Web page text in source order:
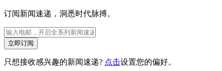
订阅新闻速递，洞悉时代脉搏。
立即订阅
只想接收感兴趣的新闻速递? 点击设置您的偏好。